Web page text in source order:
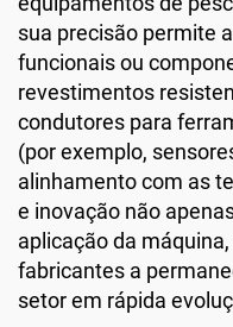
sua precisão permite
funcionais ou
revestimentos
condutores para
(por exemplo,
alinhamento com as
e inovação não
aplicação da
fabricantes a
setor em rápida